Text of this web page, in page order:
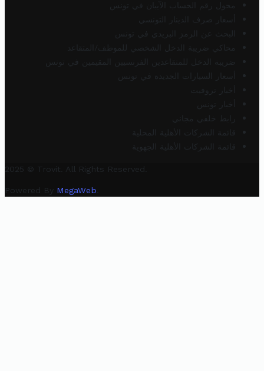
محول رقم الحساب الآيبان في تونس
أسعار صرف الدينار التونسي
البحث عن الرمز البريدي في تونس
محاكي ضريبة الدخل الشخصي للموظف/المتقاعد
ضريبة الدخل للمتقاعدين الفرنسيين المقيمين في تونس
أسعار السيارات الجديدة في تونس
أخبار تروفيت
أخبار تونس
رابط خلفي مجاني
قائمة الشركات الأهلية المحلية
قائمة الشركات الأهلية الجهوية
2025 © Trovit. All Rights Reserved.
Powered By MegaWeb